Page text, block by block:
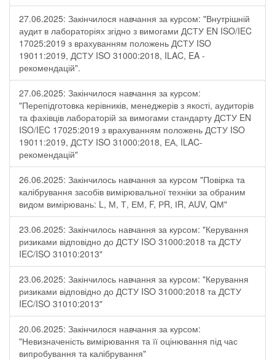
27.06.2025: Закінчилося навчання за курсом: "Внутрішній
аудит в лабораторіях згідно з вимогами ДСТУ EN ISO/IEC
17025:2019 з врахуванням положень ДСТУ ISO
19011:2019, ДСТУ ISO 31000:2018, ILAC, EA -
рекомендацій".
27.06.2025: Закінчилося навчання за курсом:
"Перепідготовка керівників, менеджерів з якості, аудиторів
та фахівців лабораторій за вимогами стандарту ДСТУ EN
ISO/IEC 17025:2019 з врахуванням положень ДСТУ ISO
19011:2019, ДСТУ ISO 31000:2018, ЕА, ILAC-
рекомендацій"
26.06.2025: Закінчилось навчання за курсом "Повірка та
калібрування засобів вимірювальної техніки за обраним
видом вимірювань: L, М, Т, ЕМ, F, РR, ІR, АUV, QМ"
23.06.2025: Закінчилось навчання за курсом: "Керування
ризиками відповідно до ДСТУ ISO 31000:2018 та ДСТУ
IEC/ISO 31010:2013"
23.06.2025: Закінчилось навчання за курсом: "Керування
ризиками відповідно до ДСТУ ISO 31000:2018 та ДСТУ
IEC/ISO 31010:2013"
20.06.2025: Закінчилося навчання за курсом:
"Невизначеність вимірювання та її оцінювання під час
випробування та калібрування"